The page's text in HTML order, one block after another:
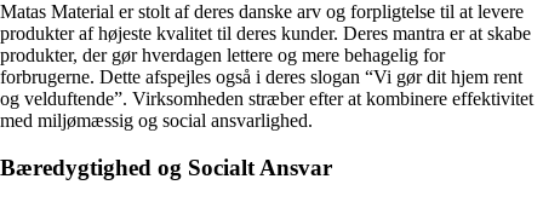
Matas Material er stolt af deres danske arv og forpligtelse til at levere
produkter af højeste kvalitet til deres kunder. Deres mantra er at skabe
produkter, der gør hverdagen lettere og mere behagelig for
forbrugerne. Dette afspejles også i deres slogan “Vi gør dit hjem rent
og velduftende”. Virksomheden stræber efter at kombinere effektivitet
med miljømæssig og social ansvarlighed.
Bæredygtighed og Socialt Ansvar